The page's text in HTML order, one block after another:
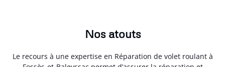
Nos atouts
Le recours à une expertise en Réparation de volet roulant à